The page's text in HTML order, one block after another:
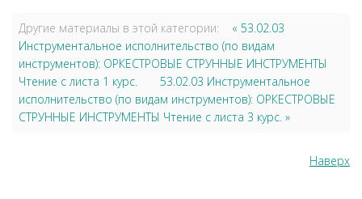
Другие материалы в этой категории:
« 53.02.03
Инструментальное исполнительство (по видам
инструментов): ОРКЕСТРОВЫЕ СТРУННЫЕ ИНСТРУМЕНТЫ
Чтение с листа 1 курс.
53.02.03 Инструментальное
исполнительство (по видам инструментов): ОРКЕСТРОВЫЕ
СТРУННЫЕ ИНСТРУМЕНТЫ Чтение с листа 3 курс. »
Наверх